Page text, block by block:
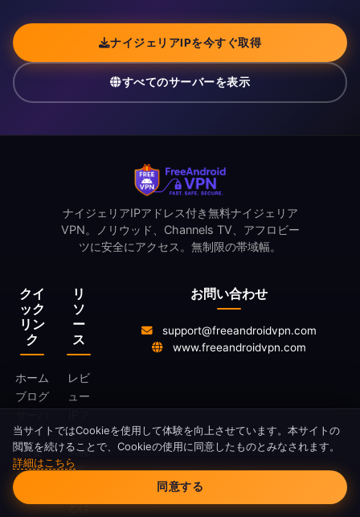
ナイジェリアIPを今すぐ取得
すべてのサーバーを表示
クイ
ック
リン
ク
ホーム
ブログ
ー
概要
お問い
リ
ソ
ー
ス
レビ
ュー
ドレ
ス確
認
とは
ナイジェリアIPアドレス付き無料ナイジェリア
VPN。ノリウッド、Channels TV、アフロビー
ツに安全にアクセス。無制限の帯域幅。
お問い合わせ
support@freeandroidvpn.com
www.freeandroidvpn.com
Cookie同意
当サイトではCookieを使用して体験を向上させています。本サイトの
閲覧を続けることで、Cookieの使用に同意したものとみなされます。
詳細はこちら
同意する